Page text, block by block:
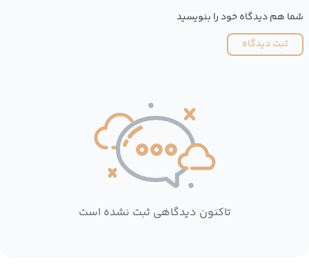
شما هم دیدگاه خود را بنویسید
ثبت دیدگاه
تاکنون دیدگاهی ثبت نشده است